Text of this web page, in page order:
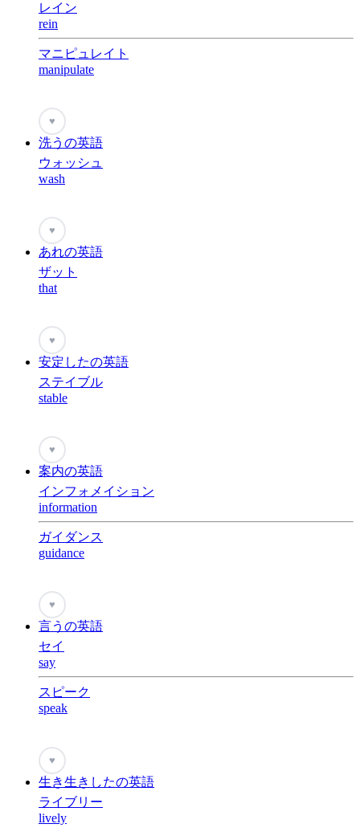
レイン
rein
マニピュレイト
manipulate
♥
洗うの英語
ウォッシュ
wash
♥
あれの英語
ザット
that
♥
安定したの英語
ステイブル
stable
♥
案内の英語
インフォメイション
information
ガイダンス
guidance
♥
言うの英語
セイ
say
スピーク
speak
♥
生き生きしたの英語
ライブリー
lively